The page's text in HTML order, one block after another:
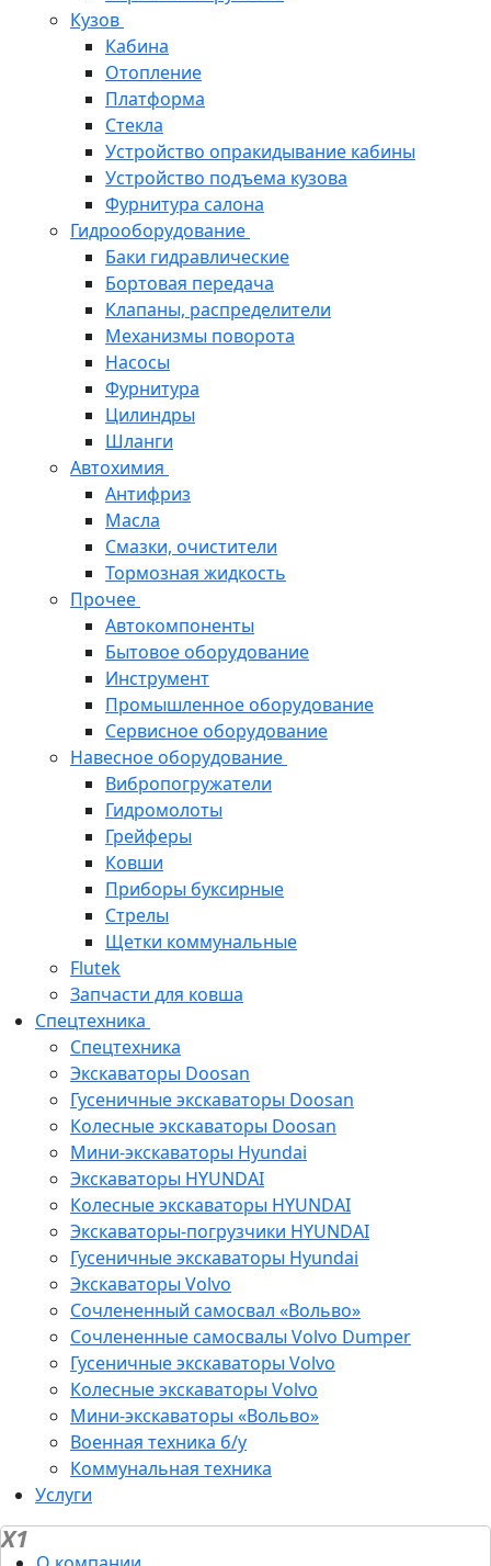
Кузов
Кабина
Отопление
Платформа
Стекла
Устройство опракидывание кабины
Устройство подъема кузова
Фурнитура салона
Гидрооборудование
Баки гидравлические
Бортовая передача
Клапаны, распределители
Механизмы поворота
Насосы
Фурнитура
Цилиндры
Шланги
Автохимия
Антифриз
Масла
Смазки, очистители
Тормозная жидкость
Прочее
Автокомпоненты
Бытовое оборудование
Инструмент
Промышленное оборудование
Сервисное оборудование
Навесное оборудование
Вибропогружатели
Гидромолоты
Грейферы
Ковши
Приборы буксирные
Стрелы
Щетки коммунальные
Flutek
Запчасти для ковша
Спецтехника
Спецтехника
Экскаваторы Doosan
Гусеничные экскаваторы Doosan
Колесные экскаваторы Doosan
Мини-экскаваторы Hyundai
Экскаваторы HYUNDAI
Колесные экскаваторы HYUNDAI
Экскаваторы-погрузчики HYUNDAI
Гусеничные экскаваторы Hyundai
Экскаваторы Volvo
Сочлененный самосвал «Вольво»
Сочлененные самосвалы Volvo Dumper
Гусеничные экскаваторы Volvo
Колесные экскаваторы Volvo
Мини-экскаваторы «Вольво»
Военная техника б/у
Коммунальная техника
Услуги
X1